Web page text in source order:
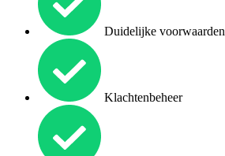
Duidelijke voorwaarden
Klachtenbeheer